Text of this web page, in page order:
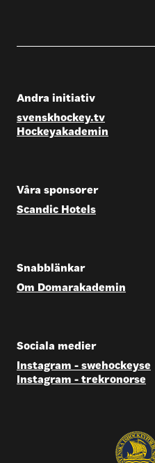
Andra initiativ
svenskhockey.tv
Hockeyakademin
Våra sponsorer
Scandic Hotels
Snabblänkar
Om Domarakademin
Sociala medier
Instagram - swehockeyse
Instagram - trekronorse